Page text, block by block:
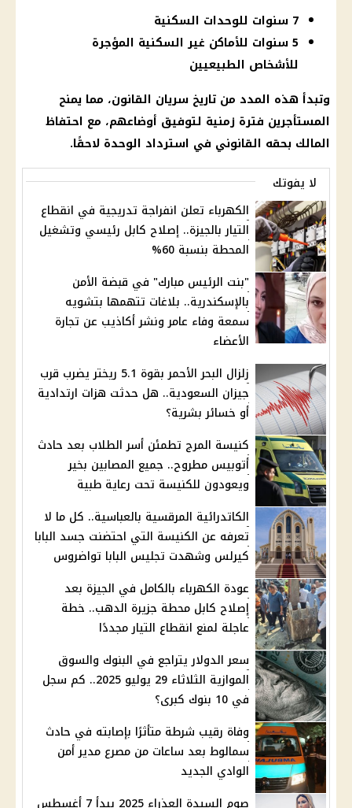
7 سنوات للوحدات السكنية
5 سنوات للأماكن غير السكنية المؤجرة
للأشخاص الطبيعيين
وتبدأ هذه المدد من تاريخ سريان القانون، مما يمنح
المستأجرين فترة زمنية لتوفيق أوضاعهم، مع احتفاظ
المالك بحقه القانوني في استرداد الوحدة لاحقًا.
لا يفوتك
الكهرباء تعلن انفراجة تدريجية في انقطاع
التيار بالجيزة.. إصلاح كابل رئيسي وتشغيل
المحطة بنسبة 60%
"بنت الرئيس مبارك" في قبضة الأمن
بالإسكندرية.. بلاغات تتهمها بتشويه
سمعة وفاء عامر ونشر أكاذيب عن تجارة
الأعضاء
زلزال البحر الأحمر بقوة 5.1 ريختر يضرب قرب
جيزان السعودية.. هل حدثت هزات ارتدادية
أو خسائر بشرية؟
كنيسة المرج تطمئن أسر الطلاب بعد حادث
أتوبيس مطروح.. جميع المصابين بخير
ويعودون للكنيسة تحت رعاية طبية
الكاتدرائية المرقسية بالعباسية.. كل ما لا
تعرفه عن الكنيسة التي احتضنت جسد البابا
كيرلس وشهدت تجليس البابا تواضروس
عودة الكهرباء بالكامل في الجيزة بعد
إصلاح كابل محطة جزيرة الدهب.. خطة
عاجلة لمنع انقطاع التيار مجددًا
سعر الدولار يتراجع في البنوك والسوق
الموازية الثلاثاء 29 يوليو 2025.. كم سجل
في 10 بنوك كبرى؟
وفاة رقيب شرطة متأثرًا بإصابته في حادث
سمالوط بعد ساعات من مصرع مدير أمن
الوادي الجديد
صوم السيدة العذراء 2025 يبدأ 7 أغسطس